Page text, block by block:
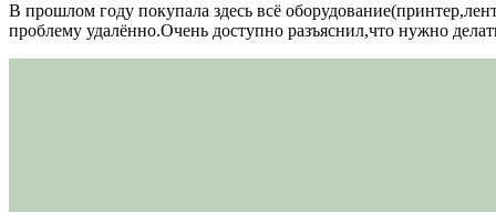
В прошлом году покупала здесь всё
проблему удалённо.Очень доступно разъяснил,что нужно